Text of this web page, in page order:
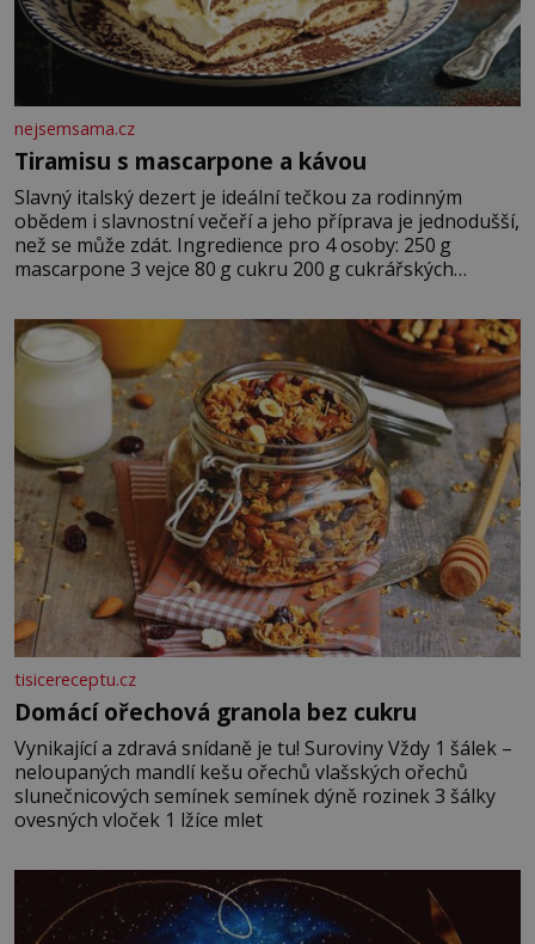
nejsemsama.cz
Tiramisu s mascarpone a kávou
Slavný italský dezert je ideální tečkou za rodinným
obědem i slavnostní večeří a jeho příprava je jednodušší,
než se může zdát. Ingredience pro 4 osoby: 250 g
mascarpone 3 vejce 80 g cukru 200 g cukrářských
posypání Postup: Oddělte žloutky od bílků. Žloutky
vyšlehejte s cukrem do světlé pěny a postupně do nich
vmíchejte mascarpone, aby vznikl hladký
tisicereceptu.cz
Domácí ořechová granola bez cukru
Vynikající a zdravá snídaně je tu! Suroviny Vždy 1 šálek –
neloupaných mandlí kešu ořechů vlašských ořechů
slunečnicových semínek semínek dýně rozinek 3 šálky
ovesných vloček 1 lžíce mlet